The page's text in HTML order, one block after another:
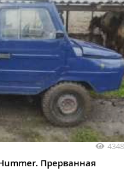
4348
Прерванная